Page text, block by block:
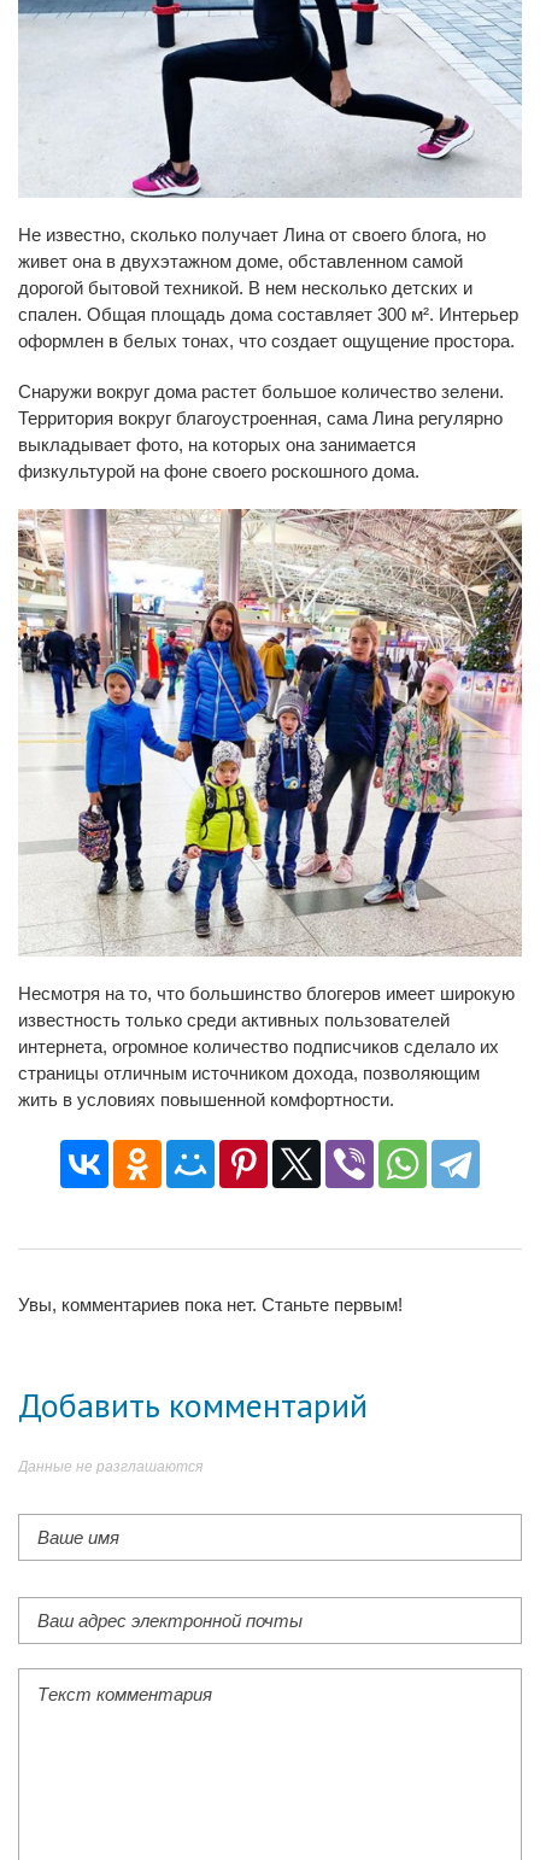
Не известно, сколько получает Лина от своего блога, но
живет она в двухэтажном доме, обставленном самой
дорогой бытовой техникой. В нем несколько детских и
спален. Общая площадь дома составляет 300 м². Интерьер
оформлен в белых тонах, что создает ощущение простора.
Снаружи вокруг дома растет большое количество зелени.
Территория вокруг благоустроенная, сама Лина регулярно
выкладывает фото, на которых она занимается
физкультурой на фоне своего роскошного дома.
Несмотря на то, что большинство блогеров имеет широкую
известность только среди активных пользователей
интернета, огромное количество подписчиков сделало их
страницы отличным источником дохода, позволяющим
жить в условиях повышенной комфортности.
Увы, комментариев пока нет. Станьте первым!
Добавить комментарий
Данные не разглашаются